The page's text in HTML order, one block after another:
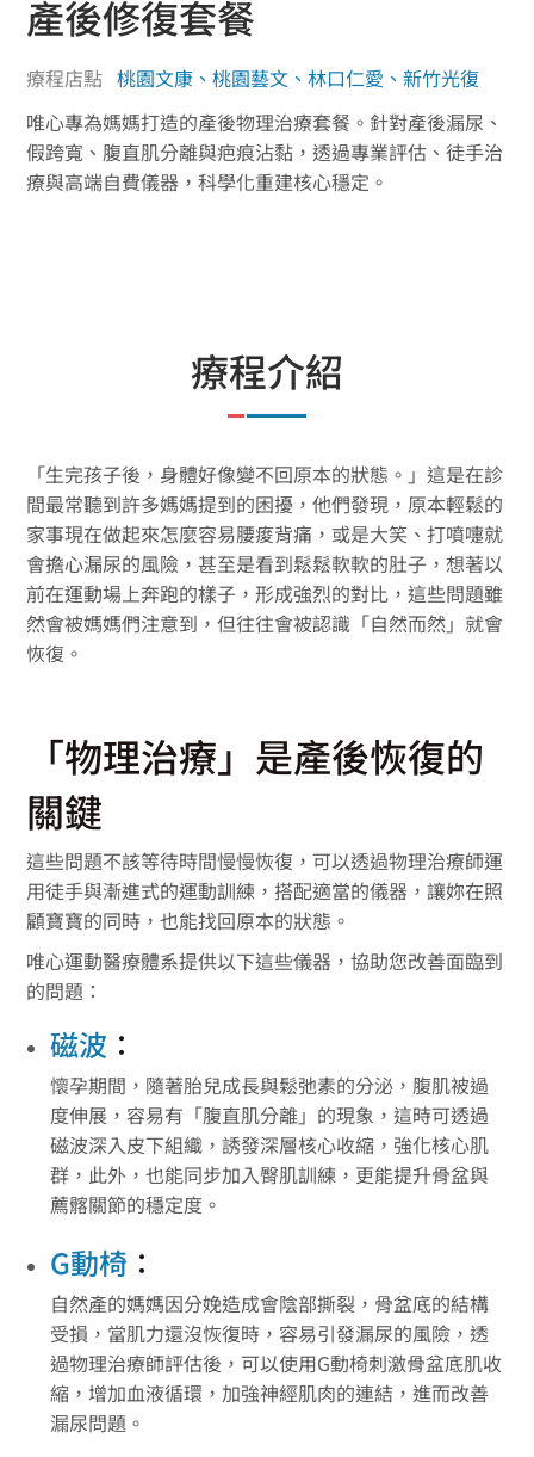
產後修復套餐
療程店點 桃園文康、桃園藝文、林口仁愛、新竹光復
唯心專為媽媽打造的產後物理治療套餐。針對產後漏尿、
假跨寬、腹直肌分離與疤痕沾黏，透過專業評估、徒手治
療與高端自費儀器，科學化重建核心穩定。
療程介紹
「生完孩子後，身體好像變不回原本的狀態。」這是在診
間最常聽到許多媽媽提到的困擾，他們發現，原本輕鬆的
家事現在做起來怎麼容易腰痠背痛，或是大笑、打噴嚏就
會擔心漏尿的風險，甚至是看到鬆鬆軟軟的肚子，想著以
前在運動場上奔跑的樣子，形成強烈的對比，這些問題雖
然會被媽媽們注意到，但往往會被認識「自然而然」就會
恢復。
「物理治療」是產後恢復的
關鍵
這些問題不該等待時間慢慢恢復，可以透過物理治療師運
用徒手與漸進式的運動訓練，搭配適當的儀器，讓妳在照
顧寶寶的同時，也能找回原本的狀態。
唯心運動醫療體系提供以下這些儀器，協助您改善面臨到
的問題：
磁波 ：
懷孕期間，隨著胎兒成長與鬆弛素的分泌，腹肌被過
度伸展，容易有「腹直肌分離」的現象，這時可透過
磁波深入皮下組織，誘發深層核心收縮，強化核心肌
群，此外，也能同步加入臀肌訓練，更能提升骨盆與
薦髂關節的穩定度。
G動椅 ：
自然產的媽媽因分娩造成會陰部撕裂，骨盆底的結構
受損，當肌力還沒恢復時，容易引發漏尿的風險，透
過物理治療師評估後，可以使用G動椅刺激骨盆底肌收
縮，增加血液循環，加強神經肌肉的連結，進而改善
漏尿問題。